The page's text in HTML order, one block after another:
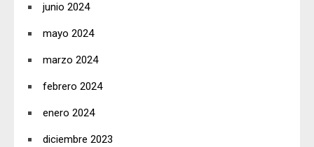
junio 2024
mayo 2024
marzo 2024
febrero 2024
enero 2024
diciembre 2023